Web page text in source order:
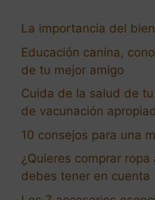
La importancia del
Educación canina,
de tu mejor amigo
Cuida de la salud de
de vacunación
10 consejos para una
¿Quieres comprar
debes tener en cuenta